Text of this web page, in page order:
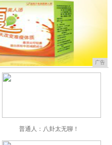
广告
普通人：八卦太无聊！